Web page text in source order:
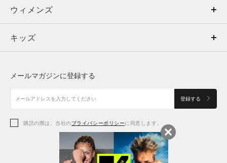
ウィメンズ
キッズ
アクセサリー
トップス
ボトムス
アクセサリー
ウィメンズ
トップス
シューズ
アクセサリー
キッズ
シューズ
メールマガジンに登録する
登録する
購読の際は、当社のプライバシーポリシーに同意します。